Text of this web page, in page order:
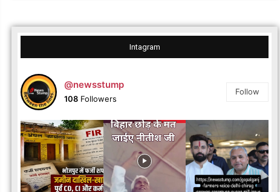
Intagram
@newsstump
108 Followers
Follow